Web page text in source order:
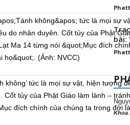
không’ tức là mọi sự vật, hiện tượng
tủy của Phật Giáo làm lành –
đích chính của chúng ta trong đời
bài:
Khoa